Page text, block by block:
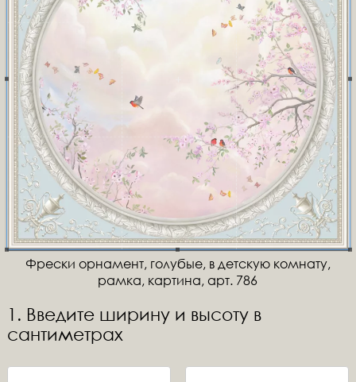
Фрески орнамент, голубые, в детскую комнату,
рамка, картина, арт. 786
1. Введите ширину и высоту в
сантиметрах